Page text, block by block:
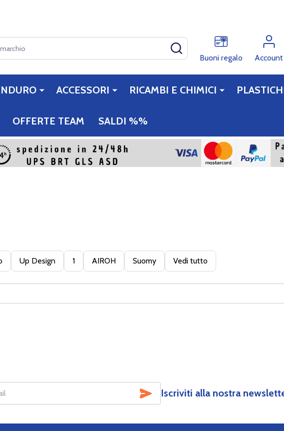
Buoni regalo
Account
ACCESSORI RICAMBI E CHIMICI
OFFERTE TEAM SALDI %%
Up Design 1 AIROH Suomy Vedi tutto
SOTTOSCRIVI
Iscriviti alla nostra